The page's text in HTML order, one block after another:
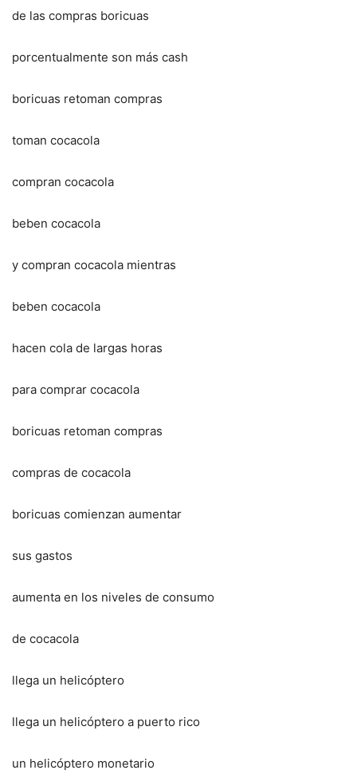
de las compras boricuas
porcentualmente son más cash
boricuas retoman compras
toman cocacola
compran cocacola
beben cocacola
y compran cocacola mientras
beben cocacola
hacen cola de largas horas
para comprar cocacola
boricuas retoman compras
compras de cocacola
boricuas comienzan aumentar
sus gastos
aumenta en los niveles de consumo
de cocacola
llega un helicóptero
llega un helicóptero a puerto rico
un helicóptero monetario